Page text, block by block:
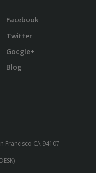
Facebook
Twitter
Google+
Blog
Francisco CA 94107